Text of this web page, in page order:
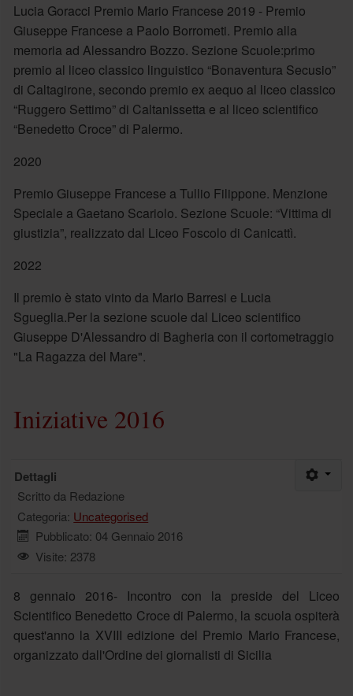
Lucia Goracci Premio Mario Francese 2019 - Premio
Giuseppe Francese a Paolo Borrometi. Premio alla
memoria ad Alessandro Bozzo. Sezione Scuole:primo
premio al liceo classico linguistico “Bonaventura Secusio”
di Caltagirone, secondo premio ex aequo al liceo classico
“Ruggero Settimo” di Caltanissetta e al liceo scientifico
“Benedetto Croce” di Palermo.
2020
Premio Giuseppe Francese a Tullio Filippone. Menzione
Speciale a Gaetano Scariolo. Sezione Scuole: “Vittima di
giustizia”, realizzato dal Liceo Foscolo di Canicattì.
2022
Il premio è stato vinto da Mario Barresi e Lucia
Sgueglia.Per la sezione scuole dal Liceo scientifico
Giuseppe D'Alessandro di Bagheria con il cortometraggio
"La Ragazza del Mare".
Iniziative 2016
Dettagli
Scritto da Redazione
Categoria: Uncategorised
Pubblicato: 04 Gennaio 2016
Visite: 2378
8 gennaio 2016- Incontro con la preside del Liceo
Scientifico Benedetto Croce di Palermo, la scuola ospiterà
quest'anno la XVIII edizione del Premio Mario Francese,
organizzato dall'Ordine dei giornalisti di Sicilia